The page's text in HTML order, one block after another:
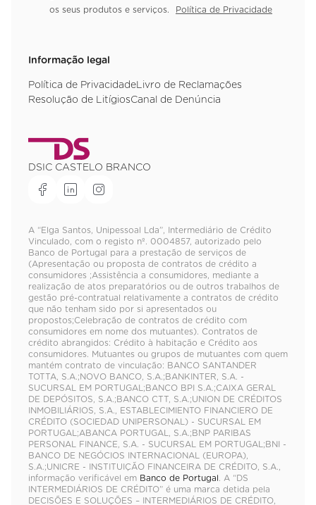
os seus produtos e serviços.
Política de Privacidade
Informação legal
Política de Privacidade Livro de Reclamações
Resolução de LitígiosCanal de Denúncia
DSIC CASTELO BRANCO
A “Elga Santos, Unipessoal Lda”, Intermediário de Crédito
Vinculado, com o registo nº. 0004857, autorizado pelo
Banco de Portugal para a prestação de serviços de
(Apresentação ou proposta de contratos de crédito a
consumidores ;Assistência a consumidores, mediante a
realização de atos preparatórios ou de outros trabalhos de
gestão pré-contratual relativamente a contratos de crédito
que não tenham sido por si apresentados ou
propostos;Celebração de contratos de crédito com
consumidores em nome dos mutuantes). Contratos de
crédito abrangidos: Crédito à habitação e Crédito aos
consumidores. Mutuantes ou grupos de mutuantes com quem
mantém contrato de vinculação: BANCO SANTANDER
TOTTA, S.A.;NOVO BANCO, S.A.;BANKINTER, S.A. -
SUCURSAL EM PORTUGAL;BANCO BPI S.A.;CAIXA GERAL
DE DEPÓSITOS, S.A.;BANCO CTT, S.A.;UNION DE CRÉDITOS
INMOBILIÁRIOS, S.A., ESTABLECIMIENTO FINANCIERO DE
CRÉDITO (SOCIEDAD UNIPERSONAL) - SUCURSAL EM
PORTUGAL;ABANCA PORTUGAL, S.A.;BNP PARIBAS
PERSONAL FINANCE, S.A. - SUCURSAL EM PORTUGAL;BNI -
BANCO DE NEGÓCIOS INTERNACIONAL (EUROPA),
S.A.;UNICRE - INSTITUIÇÃO FINANCEIRA DE CRÉDITO, S.A.,
informação verificável em Banco de Portugal. A “DS
INTERMEDIÁRIOS DE CRÉDITO” é uma marca detida pela
DECISÕES E SOLUÇÕES – INTERMEDIÁRIOS DE CRÉDITO,